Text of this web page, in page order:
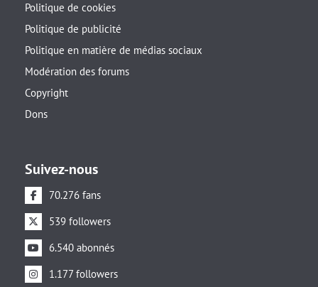
Politique de cookies
Politique de publicité
Politique en matière de médias sociaux
Modération des forums
Copyright
Dons
Suivez-nous
70.276 fans
539 followers
6.540 abonnés
1.177 followers